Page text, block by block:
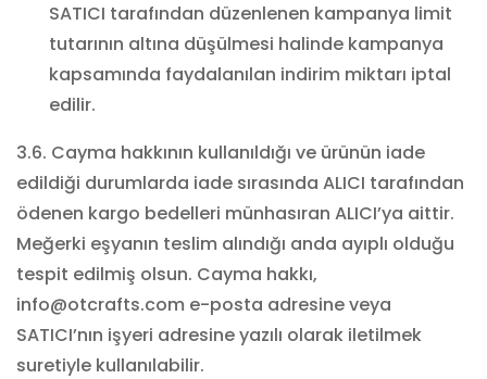
SATICI tarafından düzenlenen kampanya limit
tutarının altına düşülmesi halinde kampanya
kapsamında faydalanılan indirim miktarı iptal
edilir.
3.6. Cayma hakkının kullanıldığı ve ürünün iade
edildiği durumlarda iade sırasında ALICI tarafından
ödenen kargo bedelleri münhasıran ALICI’ya aittir.
Meğerki eşyanın teslim alındığı anda ayıplı olduğu
tespit edilmiş olsun. Cayma hakkı,
info@otcrafts.com e-posta adresine veya
SATICI’nın işyeri adresine yazılı olarak iletilmek
suretiyle kullanılabilir.